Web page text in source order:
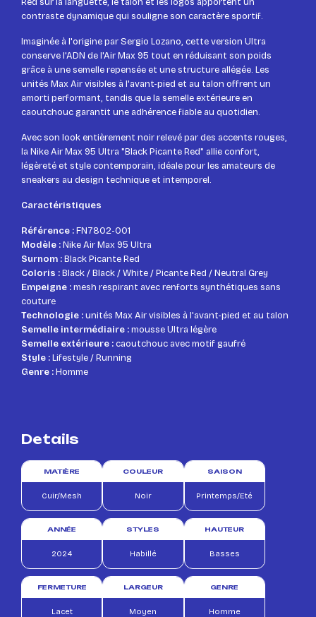
contraste dynamique qui souligne son caractère sportif.
Imaginée à l'origine par Sergio Lozano, cette version Ultra
conserve l'ADN de l'Air Max 95 tout en réduisant son poids
grâce à une semelle repensée et une structure allégée. Les
unités Max Air visibles à l'avant-pied et au talon offrent un
amorti performant, tandis que la semelle extérieure en
caoutchouc garantit une adhérence fiable au quotidien.
Avec son look entièrement noir relevé par des accents rouges,
la Nike Air Max 95 Ultra "Black Picante Red" allie confort,
légèreté et style contemporain, idéale pour les amateurs de
sneakers au design technique et intemporel.
Caractéristiques
Référence :FN7802-001
Modèle :Nike Air Max 95 Ultra
Surnom :Black Picante Red
Coloris :Black / Black / White / Picante Red / Neutral Grey
Empeigne :mesh respirant avec renforts synthétiques sans
couture
Technologie :unités Max Air visibles à l'avant-pied et au talon
Semelle intermédiaire :mousse Ultra légère
Semelle extérieure :caoutchouc avec motif gaufré
Style :Lifestyle / Running
Genre :Homme
Details
MATIÈRE
Cuir/Mesh
COULEUR
Noir
SAISON
Printemps/Eté
ANNÉE
2024
STYLES
Habillé
HAUTEUR
Basses
FERMETURE
Lacet
LARGEUR
Moyen
GENRE
Homme